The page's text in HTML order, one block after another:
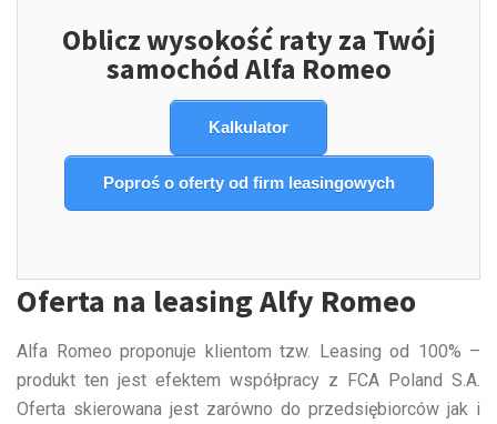
Oblicz wysokość raty za Twój
samochód Alfa Romeo
Kalkulator
Poproś o oferty od firm leasingowych
Oferta na leasing Alfy Romeo
Alfa Romeo proponuje klientom tzw. Leasing od 100% –
produkt ten jest efektem współpracy z FCA Poland S.A.
Oferta skierowana jest zarówno do przedsiębiorców jak i